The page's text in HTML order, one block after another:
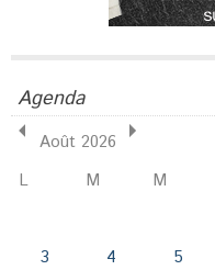
Agenda
Août 2026
L
M M
3
4 5